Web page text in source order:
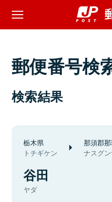
郵便番号検
検索結果
栃木県
トチギケン
那須郡
ナスグ
谷田
ヤダ